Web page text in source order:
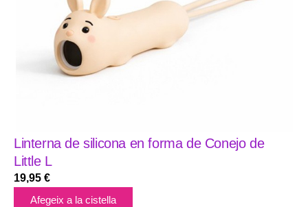
Linterna de silicona en forma de Conejo de
Little L
19,95 €
Afegeix a la cistella